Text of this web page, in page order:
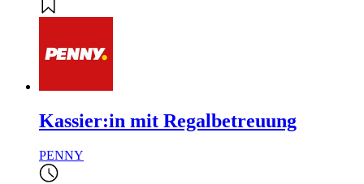
Kassier:in mit Regalbetreuung
PENNY